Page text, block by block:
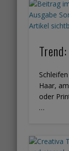
Haar,
oder
…